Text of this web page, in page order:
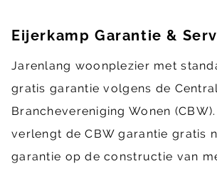
Eijerkamp Garantie &
Jarenlang woonplezier met
gratis garantie volgens de
Branchevereniging Wonen
verlengt de CBW garantie gratis
garantie op de constructie van